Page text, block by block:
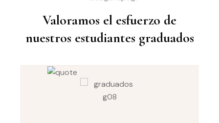
Valoramos el esfuerzo de
nuestros estudiantes graduados